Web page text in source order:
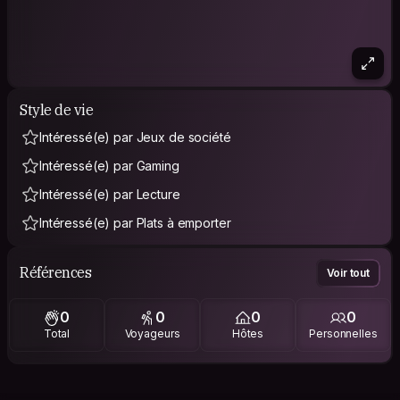
Style de vie
Intéressé(e) par Jeux de société
Intéressé(e) par Gaming
Intéressé(e) par Lecture
Intéressé(e) par Plats à emporter
Références Voir tout
0
Total
0
Voyageurs
0
Hôtes
0
Personnelles